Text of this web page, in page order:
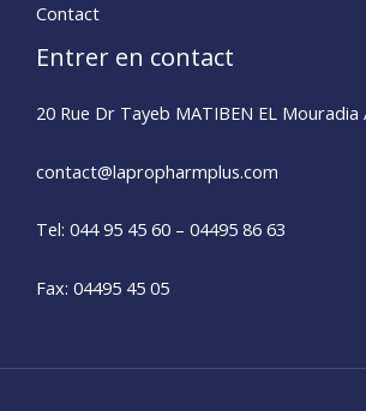
Contact
Entrer en contact
20 Rue Dr Tayeb MATIBEN EL Mouradia
contact@lapropharmplus.com​
Tel: 044 95 45 60 – 04495 86 63
Fax: 04495 45 05